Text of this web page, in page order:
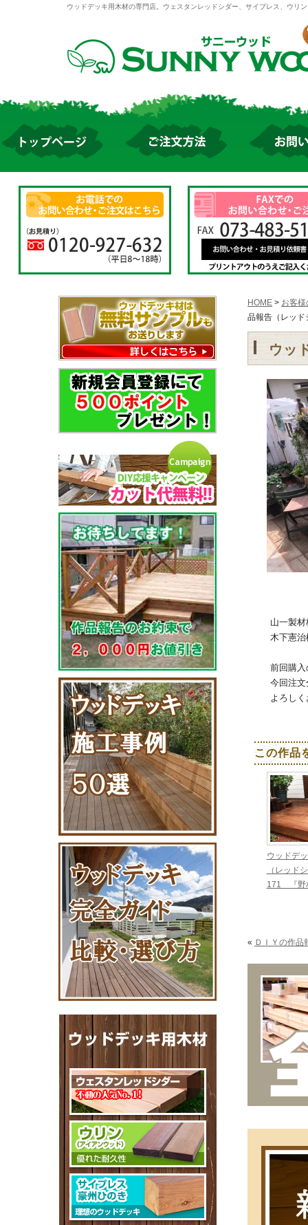
ウッドデッキ用木材の専門店。ウェスタンレッドシダー、サイプレス、ウリ
HOME > お客
品報告（レッ
ウッ
山一製
木下憲治
前回購
今回注
よろし
この作品
ウッドデ
（レッド
171 『野
« ＤＩＹの作